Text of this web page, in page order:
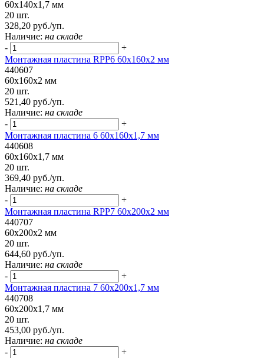
60x140x1,7 мм
20 шт.
328,20 руб./уп.
Наличие: на складе
-
+
Монтажная пластина RPP6 60x160x2 мм
440607
60x160x2 мм
20 шт.
521,40 руб./уп.
Наличие: на складе
-
+
Монтажная пластина 6 60x160x1,7 мм
440608
60x160x1,7 мм
20 шт.
369,40 руб./уп.
Наличие: на складе
-
+
Монтажная пластина RPP7 60x200x2 мм
440707
60x200x2 мм
20 шт.
644,60 руб./уп.
Наличие: на складе
-
+
Монтажная пластина 7 60x200x1,7 мм
440708
60x200x1,7 мм
20 шт.
453,00 руб./уп.
Наличие: на складе
-
+